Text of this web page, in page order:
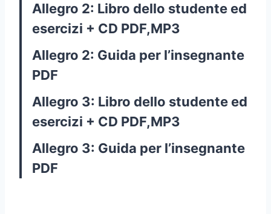
Allegro 2: Libro dello studente ed
esercizi + CD PDF,MP3
Allegro 2: Guida per l’insegnante
PDF
Allegro 3: Libro dello studente ed
esercizi + CD PDF,MP3
Allegro 3: Guida per l’insegnante
PDF